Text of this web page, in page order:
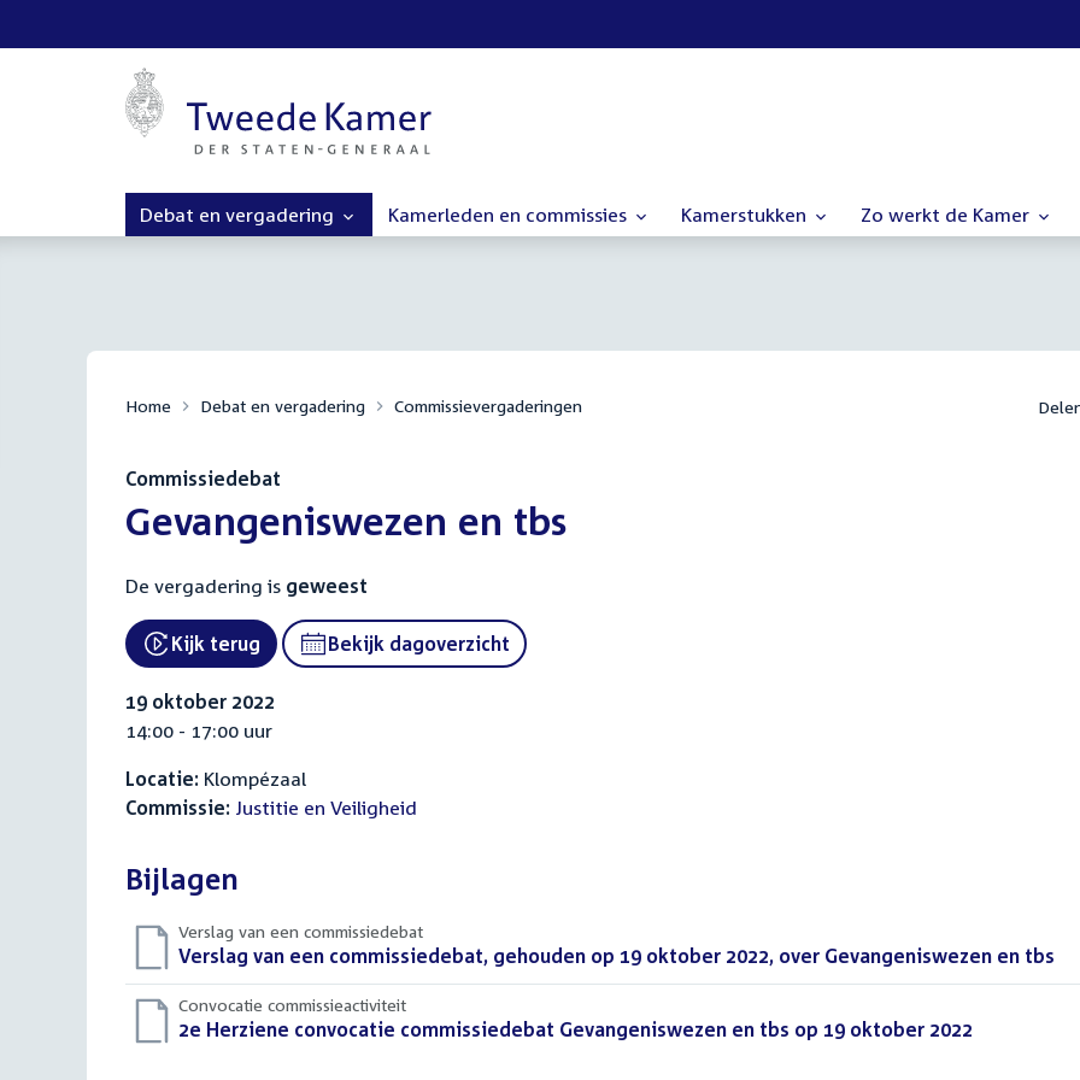
Debat en vergadering Kamerleden en commissies Kamerstukken Zo werkt de Kamer
Home Debat en vergadering Commissievergaderingen
Commissiedebat
:Gevangeniswezen en tbs
De vergadering is geweest
External link:
Kijk terug Bekijk dagoverzicht
19 oktober 2022
14:00 - 17:00 uur
Locatie: Klompézaal
Commissie: Justitie en Veiligheid
Bijlagen
Verslag van een commissiedebat
Download
bestand:
Verslag van een commissiedebat, gehouden op 19 oktober 2022, over Gevangeniswezen en tbs
Convocatie commissieactiviteit
Download
2e Herziene convocatie commissiedebat Gevangeniswezen en tbs op 19 oktober 2022